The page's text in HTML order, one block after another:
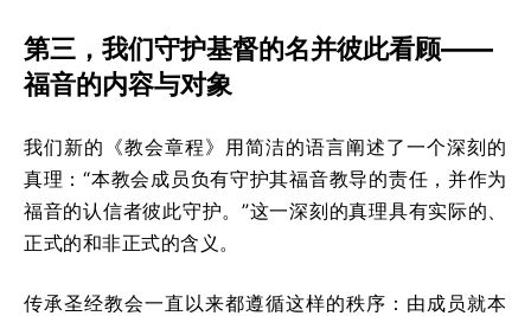
第三，我们守护基督的名并彼此看顾——
福音的内容与对象
我们新的《教会章程》用简洁的语言阐述了一个深刻的
真理：“本教会成员负有守护其福音教导的责任，并作为
福音的认信者彼此守护。”这一深刻的真理具有实际的、
正式的和非正式的含义。
传承圣经教会一直以来都遵循这样的秩序：由成员就本